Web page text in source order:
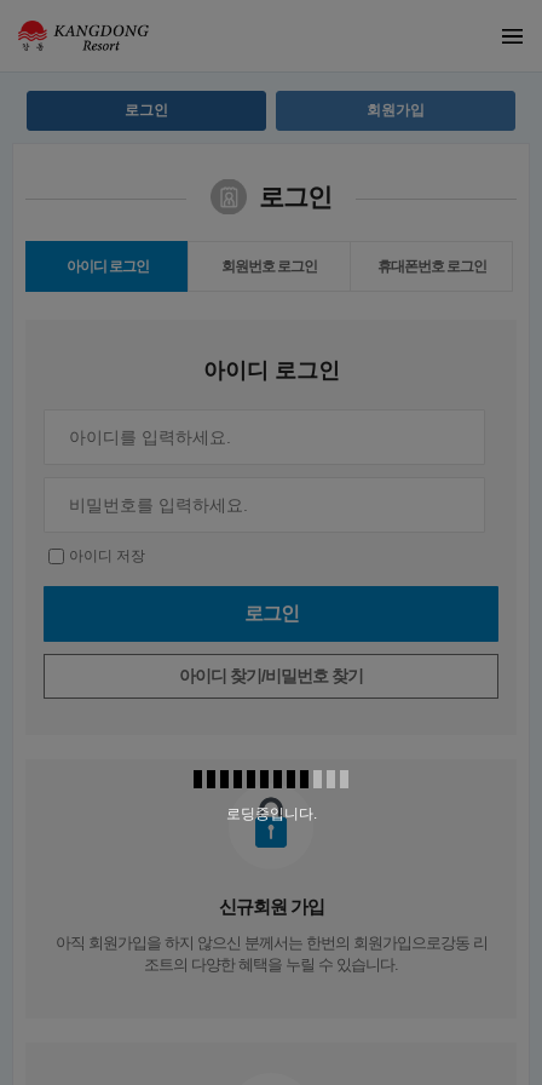
로그인 회원가입
로그인
아이디 로그인 회원번호 로그인 휴대폰번호 로그인
아이디 로그인
아이디 저장
아이디 찾기/비밀번호 찾기
신규회원 가입
아직 회원가입을 하지 않으신 분께서는 한번의 회원가입으로강동 리
조트의 다양한 혜택을 누릴 수 있습니다.
로딩중입니다.